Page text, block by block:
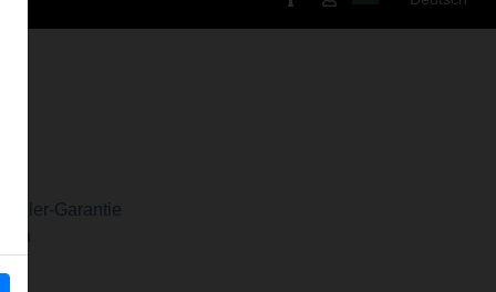
Garantie